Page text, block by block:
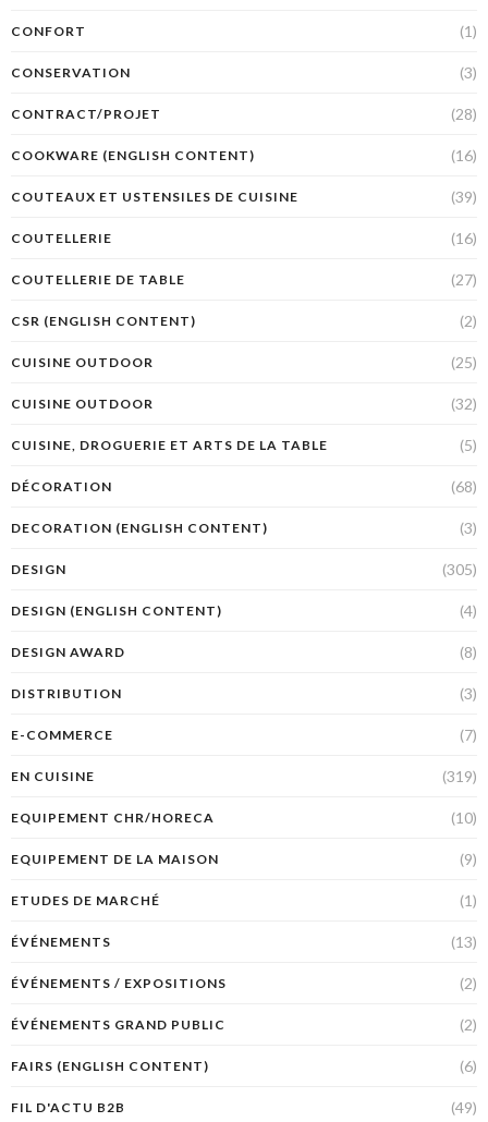
CONFORT (1)
CONSERVATION (3)
CONTRACT/PROJET (28)
COOKWARE (ENGLISH CONTENT) (16)
COUTEAUX ET USTENSILES DE CUISINE (39)
COUTELLERIE (16)
COUTELLERIE DE TABLE (27)
CSR (ENGLISH CONTENT) (2)
CUISINE OUTDOOR (25)
CUISINE OUTDOOR (32)
CUISINE, DROGUERIE ET ARTS DE LA TABLE (5)
DÉCORATION (68)
DECORATION (ENGLISH CONTENT) (3)
DESIGN (305)
DESIGN (ENGLISH CONTENT) (4)
DESIGN AWARD (8)
DISTRIBUTION (3)
E-COMMERCE (7)
EN CUISINE (319)
EQUIPEMENT CHR/HORECA (10)
EQUIPEMENT DE LA MAISON (9)
ETUDES DE MARCHÉ (1)
ÉVÉNEMENTS (13)
ÉVÉNEMENTS / EXPOSITIONS (2)
ÉVÉNEMENTS GRAND PUBLIC (2)
FAIRS (ENGLISH CONTENT) (6)
FIL D'ACTU B2B (49)